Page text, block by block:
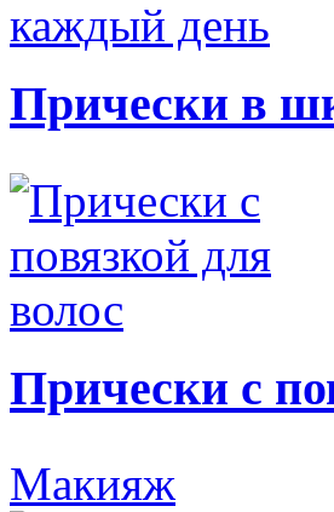
Прически в
Прически с
Макияж